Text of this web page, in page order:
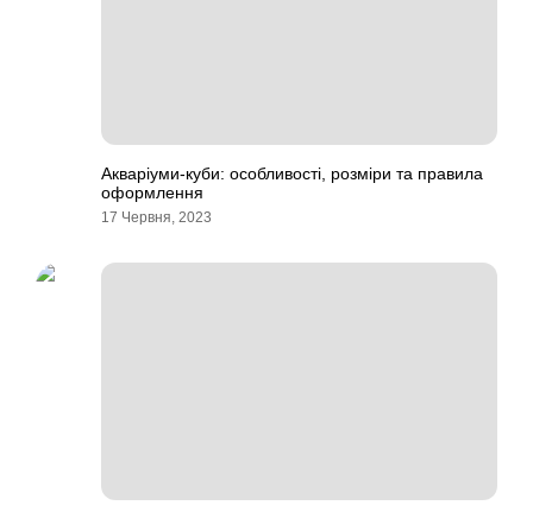
Акваріуми-куби: особливості, розміри та правила
оформлення
17 Червня, 2023